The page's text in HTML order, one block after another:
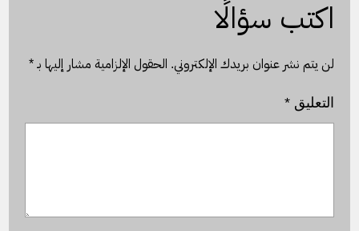
اكتب سؤالًا
لن يتم نشر عنوان بريدك الإلكتروني. الحقول الإلزامية مشار إليها بـ*
التعليق*